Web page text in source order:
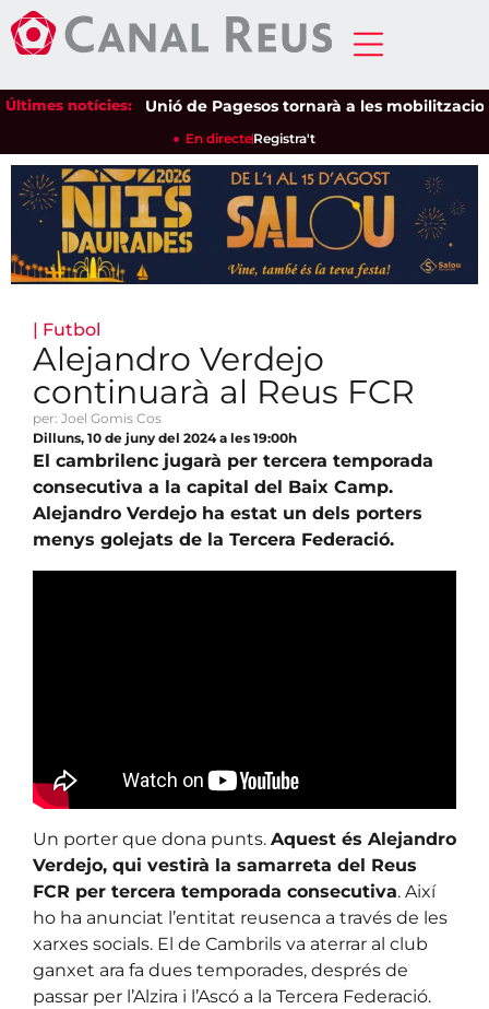
Últimes notícies:Unió de Pagesos tornarà a les mobilitzacions
En directeRegistra't
| Futbol
Alejandro Verdejo
continuarà al Reus FCR
per: Joel Gomis Cos
Dilluns, 10 de juny del 2024 a les 19:00h
El cambrilenc jugarà per tercera temporada
consecutiva a la capital del Baix Camp.
Alejandro Verdejo ha estat un dels porters
menys golejats de la Tercera Federació.
Un porter que dona punts. Aquest és Alejandro
Verdejo, qui vestirà la samarreta del Reus
FCR per tercera temporada consecutiva. Així
ho ha anunciat l’entitat reusenca a través de les
xarxes socials. El de Cambrils va aterrar al club
ganxet ara fa dues temporades, després de
passar per l’Alzira i l’Ascó a la Tercera Federació.